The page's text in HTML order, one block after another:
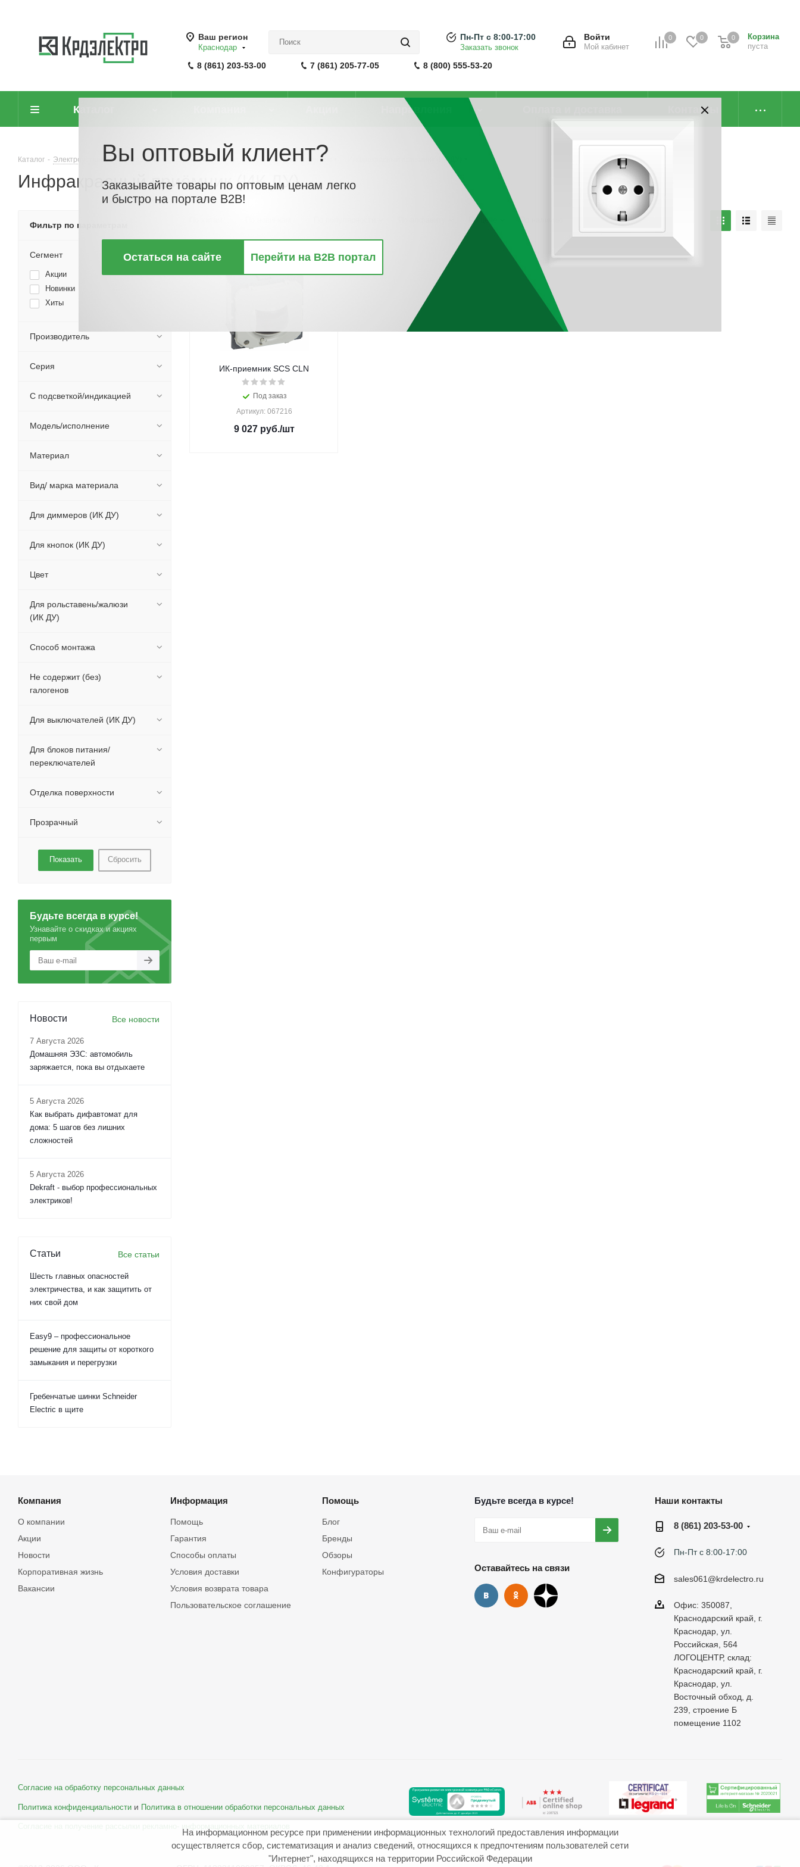
Ваш регион
Краснодар
8 (861) 203-53-00 7 (861) 205-77-05 8 (800) 555-53-20
0 0
Корзина
пуста
0
Войти
Мой кабинет
Пн-Пт с 8:00-17:00
Заказать звонок
Каталог Направления Контакты
Каталог - Электроустановочные изделия - Выключатели с дистанционным управлением Инфракрасный приёмник (ИК ДУ)
Инфракрасный приёмник (ИК ДУ)
По цене По наличию
ИК-приемник SCS CLN
Под заказ
Артикул: 067216
9 027руб./шт
Фильтр по параметрам
Сегмент
Акции
Новинки
Хиты
Производитель
Серия
С подсветкой/индикацией
Модель/исполнение
Материал
Вид/ марка материала
Для диммеров (ИК ДУ)
Для кнопок (ИК ДУ)
Цвет
Для рольставень/жалюзи
(ИК ДУ)
Способ монтажа
Не содержит (без)
галогенов
Для выключателей (ИК ДУ)
Для блоков питания/
переключателей
Отделка поверхности
Прозрачный
Сбросить
Будьте всегда в курсе!
Узнавайте о скидках и акциях
первым
Новости Все новости
7 Августа 2026
Домашняя ЭЗС: автомобиль
заряжается, пока вы отдыхаете
5 Августа 2026
Как выбрать дифавтомат для
дома: 5 шагов без лишних
сложностей
5 Августа 2026
Dekraft - выбор профессиональных
электриков!
Статьи Все статьи
Шесть главных опасностей
электричества, и как защитить от
них свой дом
Easy9 – профессиональное
решение для защиты от короткого
замыкания и перегрузки
Гребенчатые шинки Schneider
Electric в щите
Компания
О компании
Акции
Новости
Корпоративная жизнь
Вакансии
Информация
Помощь
Гарантия
Способы оплаты
Условия доставки
Условия возврата товара
Пользовательское соглашение
Помощь
Блог
Бренды
Обзоры
Конфигураторы
Будьте всегда в курсе!
Оставайтесь на связи
Наши контакты
8 (861) 203-53-00
Пн-Пт с 8:00-17:00
sales061@krdelectro.ru
Офис: 350087,
Краснодарский край, г.
Краснодар, ул.
Российская, 564
ЛОГОЦЕНТР, склад:
Краснодарский край, г.
Краснодар, ул.
Восточный обход, д.
239, строение Б
помещение 1102
Согласие на обработку персональных данных
Политика конфиденциальности и Политика в отношении обработки персональных данных
На информационном ресурсе при применении информационных технологий предоставления информации
осуществляется сбор, систематизация и анализ сведений, относящихся к предпочтениям пользователей сети
"Интернет", находящихся на территории Российской Федерации
Вы оптовый клиент?
Заказывайте товары по оптовым ценам легко
и быстро на портале B2B!
Остаться на сайте Перейти на B2B портал